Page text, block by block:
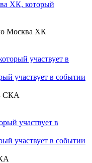
Москва ХК
СКА